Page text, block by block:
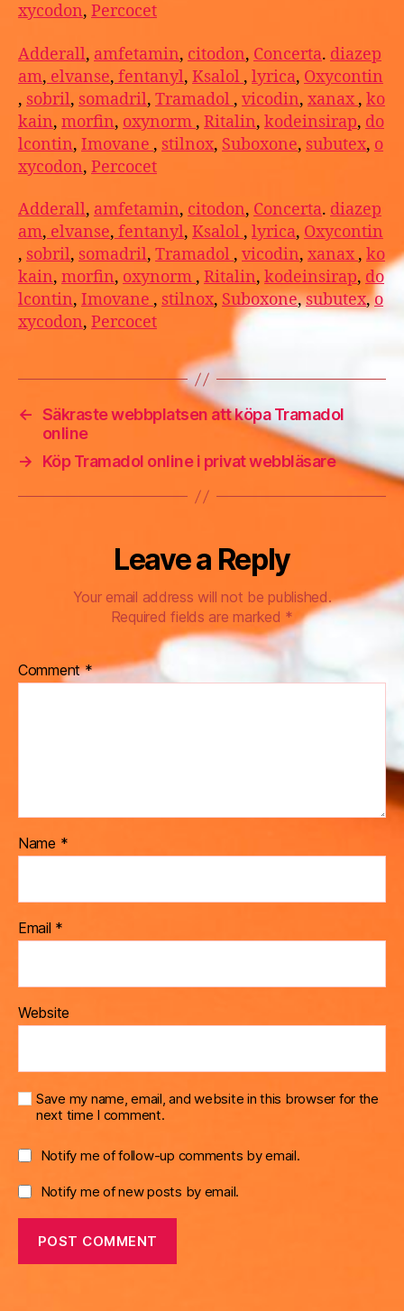
xycodon, Percocet
Adderall, amfetamin, citodon, Concerta. diazep
am, elvanse, fentanyl, Ksalol , lyrica, Oxycontin
, sobril, somadril, Tramadol , vicodin, xanax, ko
kain, morfin, oxynorm , Ritalin, kodeinsirap, do
lcontin, Imovane , stilnox, Suboxone, subutex, o
xycodon, Percocet
Adderall, amfetamin, citodon, Concerta. diazep
am, elvanse, fentanyl, Ksalol , lyrica, Oxycontin
, sobril, somadril, Tramadol , vicodin, xanax, ko
kain, morfin, oxynorm , Ritalin, kodeinsirap, do
lcontin, Imovane , stilnox, Suboxone,subutex,o
xycodon, Percocet
← Säkraste webbplatsen att köpa Tramadol
online
→
Köp Tramadol online i privat webbläsare
Leave a Reply
Your email address will not be published.
Required fields are marked *
Comment*
Name *
Email *
Website
Save my name, email, and website in this browser for the
next time I comment.
Notify me of follow-up comments by email.
Notify me of new posts by email.